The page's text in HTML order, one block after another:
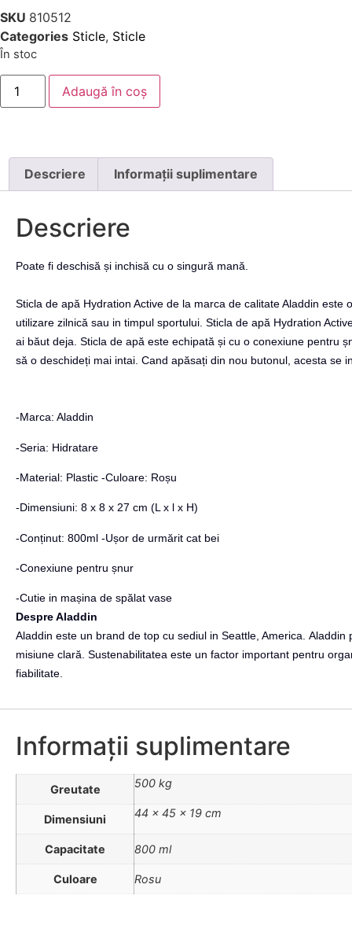
SKU 810512
Categories Sticle, Sticle
În stoc
Adaugă în coș
Descriere Informații suplimentare
Descriere
Poate fi deschisă și inchisă cu o singură mană.
Sticla de apă Hydration Active de la marca de calitate Aladdin
utilizare zilnică sau in timpul sportului. Sticla de apă Hydration
ai băut deja. Sticla de apă este echipată și cu o conexiune pentru
să o deschideți mai intai. Cand apăsați din nou butonul, acesta se
-Marca: Aladdin
-Seria: Hidratare
-Material: Plastic -Culoare: Roșu
-Dimensiuni: 8 x 8 x 27 cm (L x l x H)
-Conținut: 800ml -Ușor de urmărit cat bei
-Conexiune pentru șnur
-Cutie in mașina de spălat vase
Despre Aladdin
Aladdin este un brand de top cu sediul in Seattle, America. Aladdin
misiune clară. Sustenabilitatea este un factor important pentru
fiabilitate.
Informații suplimentare
Greutate 500 kg
Dimensiuni 44 × 45 × 19 cm
Capacitate 800 ml
Culoare Rosu